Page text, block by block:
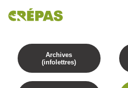
Archives
(infolettres)